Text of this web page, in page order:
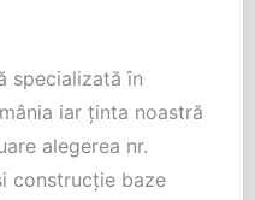
specializată în
iar ținta noastră
alegerea nr.
construcţie baze